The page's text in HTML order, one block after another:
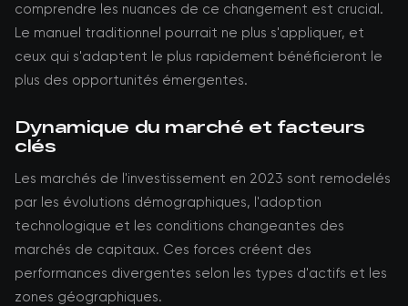
comprendre les nuances de ce changement est crucial.
Le manuel traditionnel pourrait ne plus s'appliquer, et
ceux qui s'adaptent le plus rapidement bénéficieront le
plus des opportunités émergentes.
Dynamique du marché et facteurs
clés
Les marchés de l'investissement en 2023 sont remodelés
par les évolutions démographiques, l'adoption
technologique et les conditions changeantes des
marchés de capitaux. Ces forces créent des
performances divergentes selon les types d'actifs et les
zones géographiques.